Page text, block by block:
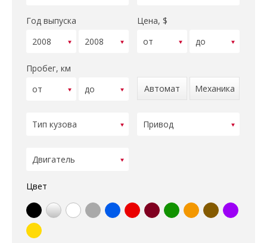
Год выпуска Цена, $
Пробег, км
Автомат
Механика
Цвет